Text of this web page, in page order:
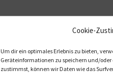
Cookie-
Um dir ein optimales Erlebnis zu bieten,
Geräteinformationen zu speichern und/
zustimmst, können wir Daten wie das